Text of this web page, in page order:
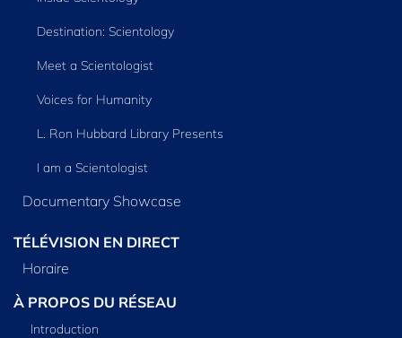
Destination: Scientology
Meet a Scientologist
Voices for Humanity
L. Ron Hubbard Library Presents
I am a Scientologist
Documentary Showcase
TÉLÉVISION EN DIRECT
Horaire
À PROPOS DU RÉSEAU
Introduction